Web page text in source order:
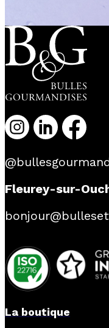
Fleurey-sur-
La boutique